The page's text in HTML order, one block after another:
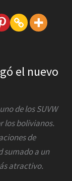
el nuevo
de los SUVW
los bolivianos.
de
sumado a un
atractivo.